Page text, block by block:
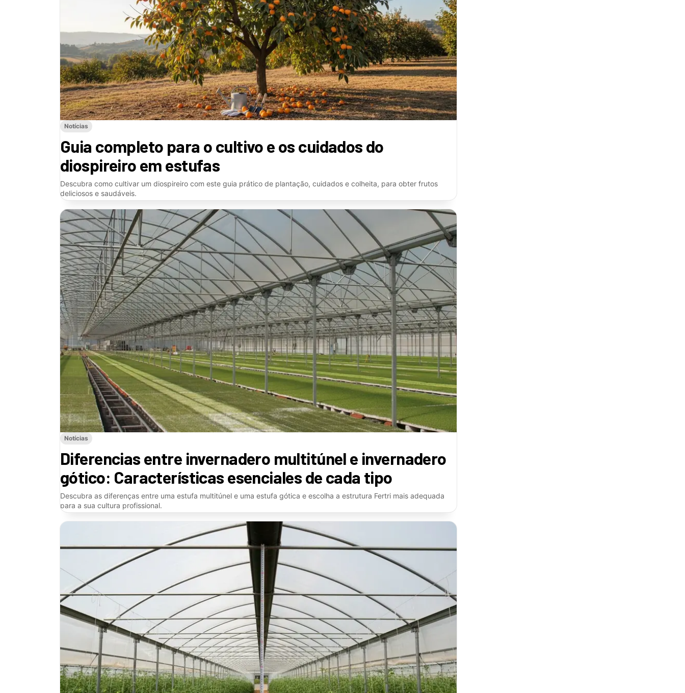
Notícias
Guia completo para o cultivo e os cuidados do
diospireiro em estufas
Descubra como cultivar um diospireiro com este guia prático de plantação, cuidados e colheita, para obter frutos
deliciosos e saudáveis.
Notícias
Diferencias entre invernadero multitúnel e invernadero
gótico: Características esenciales de cada tipo
Descubra as diferenças entre uma estufa multitúnel e uma estufa gótica e escolha a estrutura Fertri mais adequada
para a sua cultura profissional.